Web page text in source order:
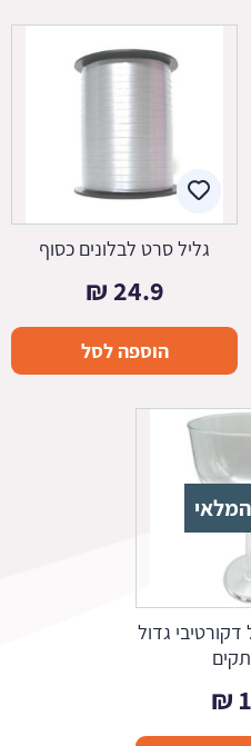
גליל סרט לבלונים כסוף
24.9
₪
הוספה לסל
גדול
₪